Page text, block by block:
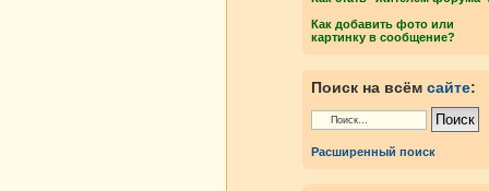
Как добавить фото или
картинку в сообщение?
Поиск на всём сайте:
Расширенный поиск